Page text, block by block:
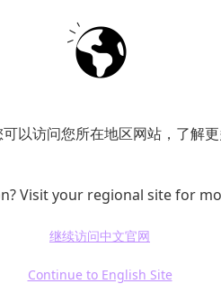
以访问您所在地区网站，了解
Visit your regional site for
继续访问中文官网
Continue to English Site